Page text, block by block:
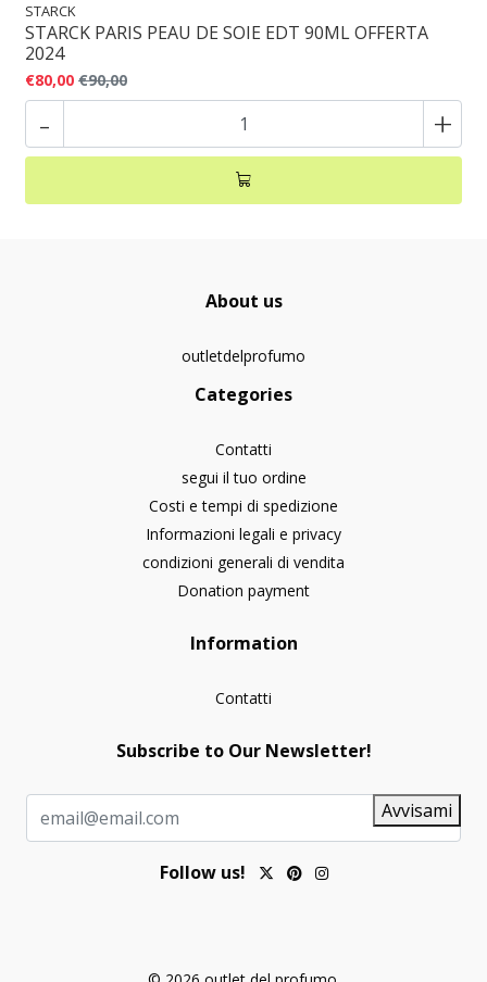
STARCK
STARCK PARIS PEAU DE SOIE EDT 90ML OFFERTA
2024
€80,00 €90,00
- +
About us
outletdelprofumo
Categories
Contatti
segui il tuo ordine
Costi e tempi di spedizione
Informazioni legali e privacy
condizioni generali di vendita
Donation payment
Information
Contatti
Subscribe to Our Newsletter!
Avvisami
Follow us!